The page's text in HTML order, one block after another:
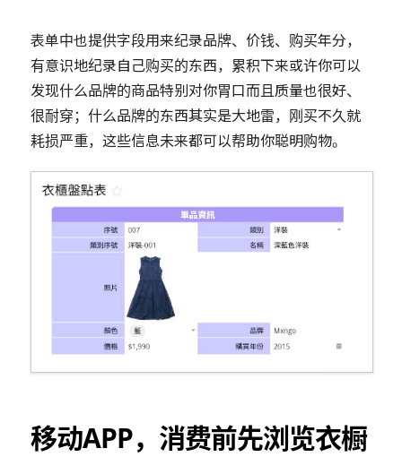
表单中也提供字段用来纪录品牌、价钱、购买年分，
有意识地纪录自己购买的东西，累积下来或许你可以
发现什么品牌的商品特别对你胃口而且质量也很好、
很耐穿；什么品牌的东西其实是大地雷，刚买不久就
耗损严重，这些信息未来都可以帮助你聪明购物。
移动APP，消费前先浏览衣橱